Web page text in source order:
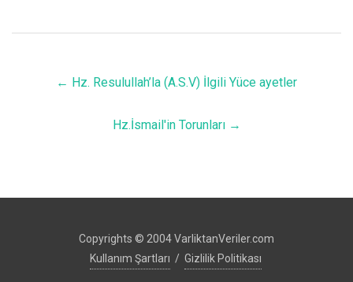
← Hz. Resulullah’la (A.S.V) İlgili Yüce ayetler
Hz.İsmail'in Torunları→
Copyrights © 2004 VarliktanVeriler.com
Kullanım Şartları / Gizlilik Politikası